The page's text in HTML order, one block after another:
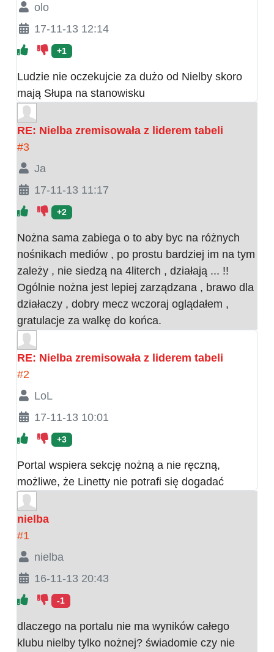
olo
17-11-13 12:14
+1
Ludzie nie oczekujcie za dużo od Nielby skoro
mają Słupa na stanowisku
RE: Nielba zremisowała z liderem tabeli
#3
Ja
17-11-13 11:17
+2
Nożna sama zabiega o to aby byc na różnych
nośnikach mediów , po prostu bardziej im na tym
zależy , nie siedzą na 4literch , działają ... !!
Ogólnie nożna jest lepiej zarządzana , brawo dla
działaczy , dobry mecz wczoraj oglądałem ,
gratulacje za walkę do końca.
RE: Nielba zremisowała z liderem tabeli
#2
LoL
17-11-13 10:01
+3
Portal wspiera sekcję nożną a nie ręczną,
możliwe, że Linetty nie potrafi się dogadać
nielba
#1
nielba
16-11-13 20:43
-1
dlaczego na portalu nie ma wyników całego
klubu nielby tylko nożnej? świadomie czy nie